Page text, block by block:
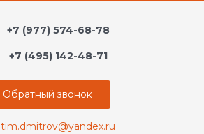
+7 (977) 574-68-78
+7 (495) 142-48-71
Обратный звонок
tim.dmitrov@yandex.ru